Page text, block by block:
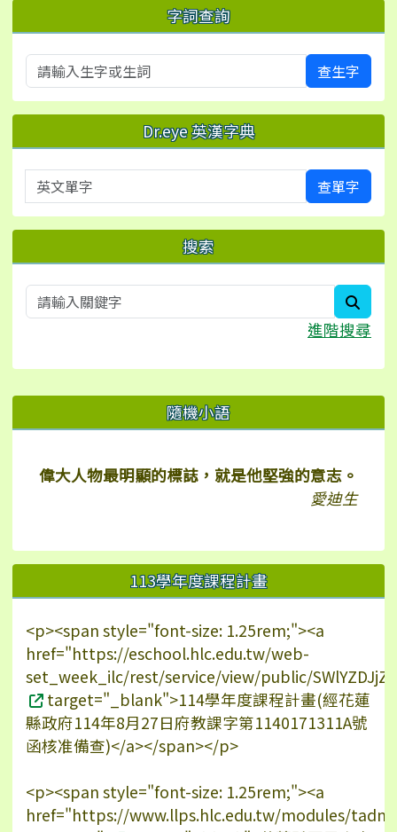
字詞查詢
查生字
Dr.eye 英漢字典
英文單字 查單字
搜索
進階搜尋
右邊區域內容 隨機小語
偉大人物最明顯的標誌，就是他堅強的意志。
愛迪生
113學年度課程計畫
<p><span style="font-size: 1.25rem;"><a
href="https://eschool.hlc.edu.tw/web-
set_week_ilc/rest/service/view/public/
target="_blank">114學年度課程計畫(經花蓮
縣政府114年8月27日府教課字第1140171311A號
函核准備查)</a></span></p>
<p><span style="font-size: 1.25rem;"><a
href="https://www.llps.hlc.edu.tw/modules/